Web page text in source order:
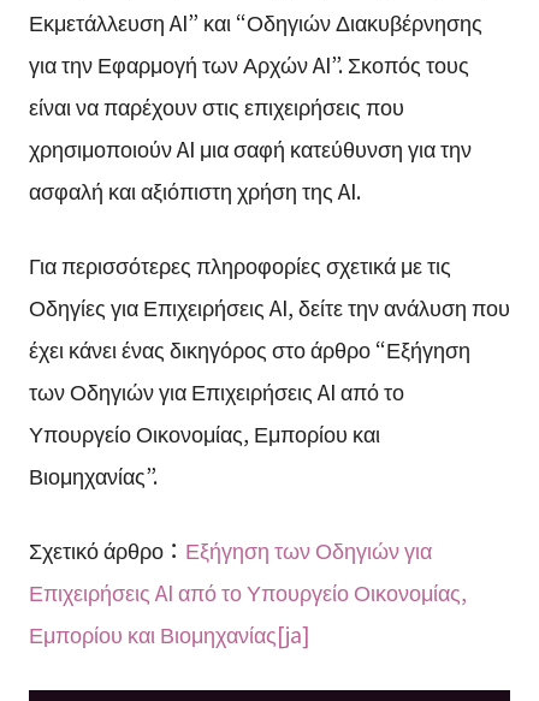
Εκμετάλλευση AI” και “Οδηγιών Διακυβέρνησης
για την Εφαρμογή των Αρχών AI”. Σκοπός τους
είναι να παρέχουν στις επιχειρήσεις που
χρησιμοποιούν AI μια σαφή κατεύθυνση για την
ασφαλή και αξιόπιστη χρήση της AI.
Για περισσότερες πληροφορίες σχετικά με τις
Οδηγίες για Επιχειρήσεις AI, δείτε την ανάλυση που
έχει κάνει ένας δικηγόρος στο άρθρο “Εξήγηση
των Οδηγιών για Επιχειρήσεις AI από το
Υπουργείο Οικονομίας, Εμπορίου και
Βιομηχανίας”.
Σχετικό άρθρο： Εξήγηση των Οδηγιών για
Επιχειρήσεις AI από το Υπουργείο Οικονομίας,
Εμπορίου και Βιομηχανίας[ja]